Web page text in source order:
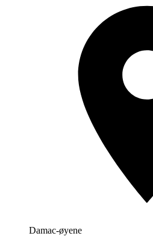
Damac-øyene